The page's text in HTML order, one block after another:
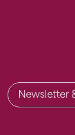
Newsletter